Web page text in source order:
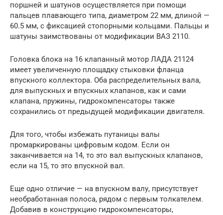
поршней и шатунов осуществляется при помощи
пальцев плавающего типа, диаметром 22 мм, длиной —
60.5 мм, с фиксацией стопорными кольцами. Пальцы и
шатуны заимствованы от модификации ВАЗ 2110.
Головка блока на 16 клапанный мотор ЛАДА 21124
имеет увеличенную площадку стыковки фланца
впускного коллектора. Оба распределительных вала,
для выпускных и впускных клапанов, как и сами
клапана, пружины, гидрокомпенсаторы также
сохранились от предыдущей модификации двигателя.
Для того, чтобы избежать путаницы валы
промаркированы цифровым кодом. Если он
заканчивается на 14, то это вал выпускных клапанов,
если на 15, то это впускной вал.
Еще одно отличие — на впускном валу, присутствует
необработанная полоса, рядом с первым толкателем.
Добавив в конструкцию гидрокомпенсаторы,